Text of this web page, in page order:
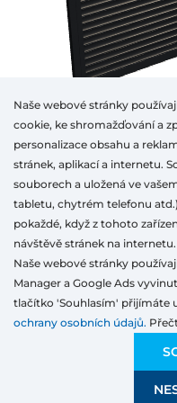
Nástavbove
Typ Třída produktů
Předběžná cenová
Představuje průměr pro
Naše webové stránky
cookie, ke shromažďování a
personalizace obsahu a
stránek, aplikací a internetu.
souborech a uložená ve
tabletu, chytrém telefonu
pokaždé, když z tohoto
návštěvě stránek na internetu.
Naše webové stránky
Manager a Google Ads
tlačítko 'Souhlasím' přijímáte
ochrany osobních údajů.